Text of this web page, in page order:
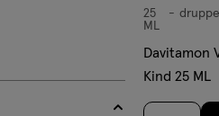
druppels
25
ML
Davitamon
Kind 25 ML